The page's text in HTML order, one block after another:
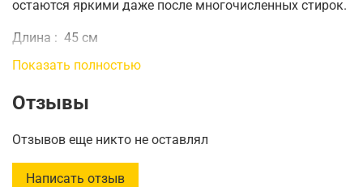
остаются яркими даже после многочисленных стирок.
Длина : 45 см
Ширина : 35 см
Показать полностью
Отзывы
Отзывов еще никто не оставлял
Написать отзыв